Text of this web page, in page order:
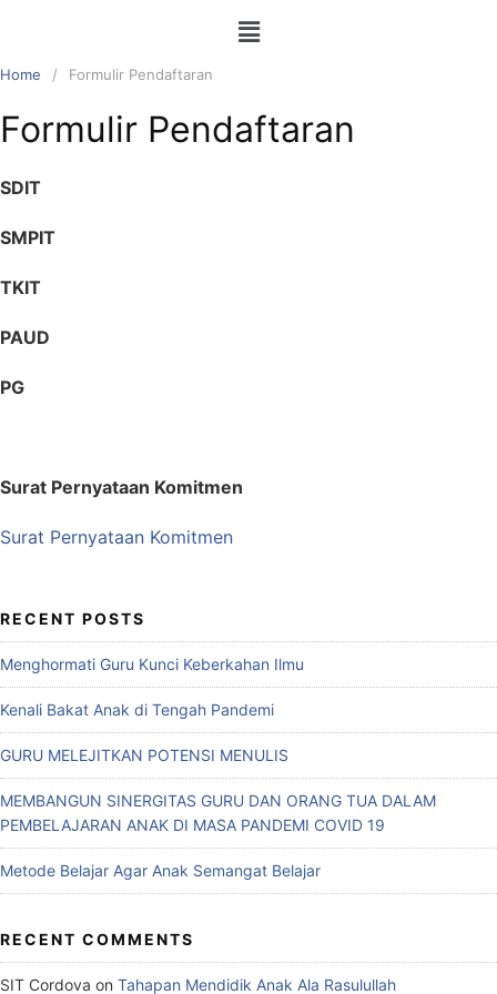
Home Formulir Pendaftaran
Formulir Pendaftaran
SDIT
SMPIT
TKIT
PAUD
PG
Surat Pernyataan Komitmen
Surat Pernyataan Komitmen
RECENT POSTS
Menghormati Guru Kunci Keberkahan Ilmu
Kenali Bakat Anak di Tengah Pandemi
GURU MELEJITKAN POTENSI MENULIS
MEMBANGUN SINERGITAS GURU DAN ORANG TUA DALAM
PEMBELAJARAN ANAK DI MASA PANDEMI COVID 19
Metode Belajar Agar Anak Semangat Belajar
RECENT COMMENTS
SIT Cordova on Tahapan Mendidik Anak Ala Rasulullah